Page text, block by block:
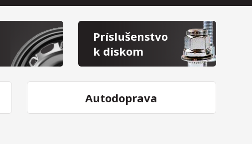
Príslušenstvo
k diskom
Autodoprava